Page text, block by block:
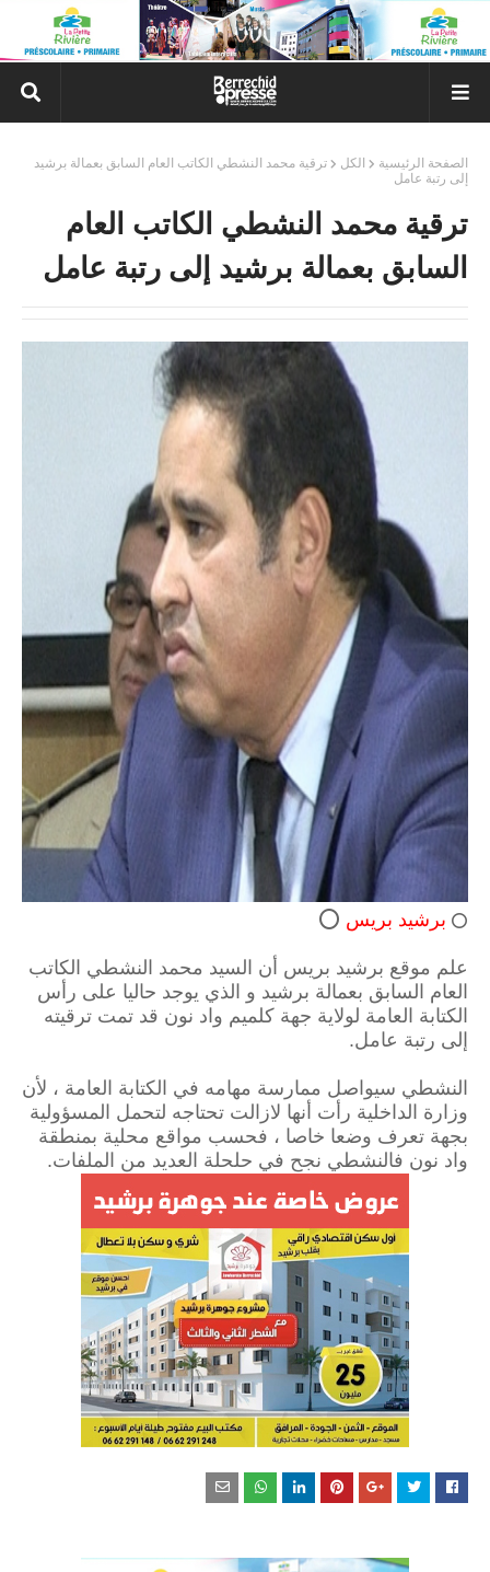
الصفحة الرئيسية الكل
ترقية محمد النشطي الكاتب العام السابق بعمالة برشيد
إلى رتبة عامل
ترقية محمد النشطي الكاتب العام
السابق بعمالة برشيد إلى رتبة عامل
⭕ برشيد بريس ⭕
علم موقع برشيد بريس أن السيد محمد النشطي الكاتب
العام السابق بعمالة برشيد و الذي يوجد حاليا على رأس
الكتابة العامة لولاية جهة كلميم واد نون قد تمت ترقيته
إلى رتبة عامل.
النشطي سيواصل ممارسة مهامه في الكتابة العامة ، لأن
وزارة الداخلية رأت أنها لازالت تحتاجه لتحمل المسؤولية
بجهة تعرف وضعا خاصا ، فحسب مواقع محلية بمنطقة
واد نون فالنشطي نجح في حلحلة العديد من الملفات.